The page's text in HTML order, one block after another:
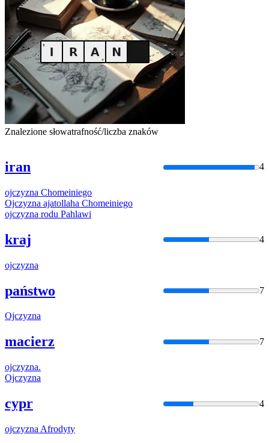
Znalezione słowatrafność/liczba znaków
iran 4
ojczyzna Chomeiniego
Ojczyzna ajatollaha Chomeiniego
ojczyzna rodu Pahlawi
kraj 4
ojczyzna
państwo 7
Ojczyzna
macierz 7
ojczyzna.
Ojczyzna
cypr 4
ojczyzna Afrodyty